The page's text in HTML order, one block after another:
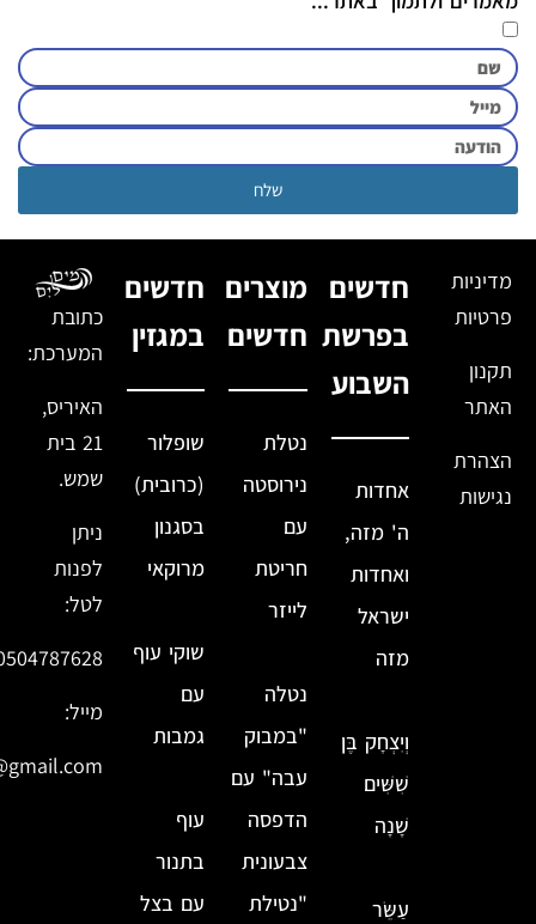
שלח
מדיניות
פרטיות
תקנון
האתר
הצהרת
נגישות
חדשים
בפרשת
השבוע
אחדות
ה' מזה,
ואחדות
ישראל
מזה
וְיִצְחָק בֶּן
שִׁשִּׁים
שָׁנָה
עַשֵּׂר
מוצרים
חדשים
נטלת
נירוסטה
עם
חריטת
לייזר
נטלה
"במבוק
עבה" עם
הדפסה
צבעונית
"נטילת
חדשים
במגזין
שופלור
(כרובית)
בסגנון
מרוקאי
שוקי עוף
עם
גמבות
עוף
בתנור
עם בצל
כתובת
המערכת:
האיריס,
21 בית
שמש.
ניתן
לפנות
לטל:
מייל: